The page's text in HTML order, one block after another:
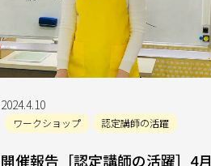
2024.4.10
ワークショップ 認定講師の活躍
開催報告［認定講師の活躍］4月